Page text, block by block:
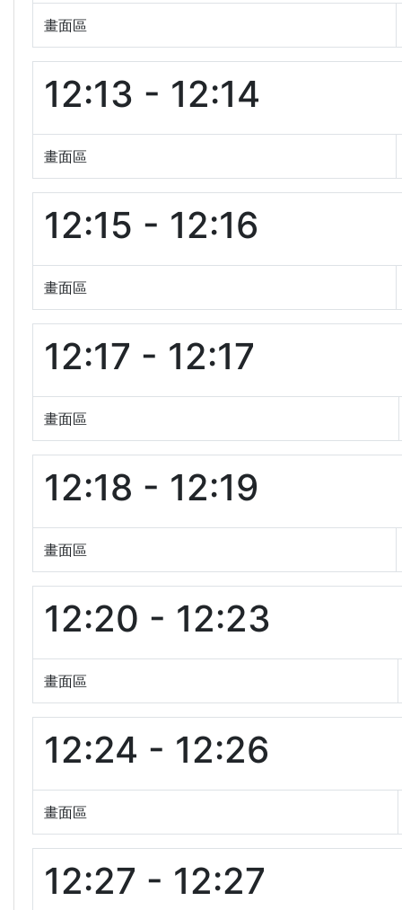
畫面區
12:13 - 12:14
畫面區
12:15 - 12:16
畫面區
12:17 - 12:17
畫面區
12:18 - 12:19
畫面區
12:20 - 12:23
畫面區
12:24 - 12:26
畫面區
12:27 - 12:27